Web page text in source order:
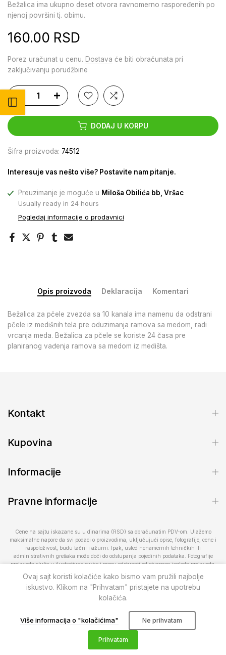
Otvori bočni meni
Bežalica ima ukupno deset otvora ravnomerno raspoređenih po
njenoj površini tj. obimu.
160.00 RSD
Porez uračunat u cenu. Dostava će biti obračunata pri
zaključivanju porudžbine
DODAJ U KORPU
Šifra proizvoda: 74512
Interesuje vas nešto više? Postavite nam pitanje.
Preuzimanje je moguće u Miloša Obilića bb, Vršac
Usually ready in 24 hours
Pogledaj informacije o prodavnici
Opis proizvoda Deklaracija Komentari
Bežalica za pčele zvezda sa 10 kanala ima namenu da odstrani
pčele iz medišnih tela pre oduzimanja ramova sa medom, radi
vrcanja meda. Bežalica za pčele se koriste 24 časa pre
planiranog vađenja ramova sa medom iz medišta.
Kontakt
Kupovina
Informacije
Pravne informacije
Cene na sajtu iskazane su u dinarima (RSD) sa obračunatim PDV-om. Ulažemo
maksimalne napore da svi podaci o proizvodima, uključujući opise, fotografije, cene i
raspoloživost, budu tačni i ažurni. Ipak, usled nenamernih tehničkih ili
administrativnih grešaka može doći do odstupanja pojedinih podataka. Fotografije
proizvoda služe u ilustrativne svrhe i mogu odstupati od stvarnog izgleda proizvoda.
informacije kontaktirajte nas na telefon 013/28-300-20 ili 066/100-500 ili putem e-
pošte prodavnica@pcelar.rs.
Pčelar doo. Sva prava zadržana.
Korpa
Ovaj sajt koristi kolačiće kako bismo vam pružili najbolje
iskustvo. Klikom na "Prihvatam" pristajete na upotrebu
kolačića.
Više informacija o "kolačićima" Ne prihvatam
Prihvatam